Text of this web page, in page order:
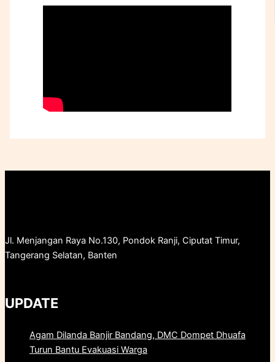
Jl. Menjangan Raya No.130, Pondok Ranji, Ciputat Timur,
Tangerang Selatan, Banten
UPDATE
Agam Dilanda Banjir Bandang, DMC Dompet Dhuafa
Turun Bantu Evakuasi Warga